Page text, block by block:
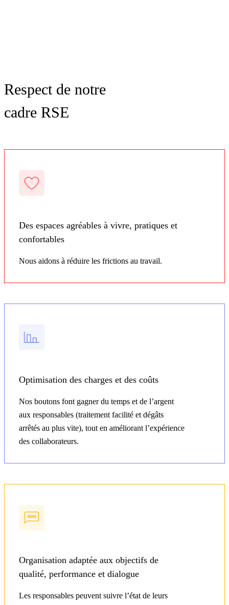
Respect de notre
cadre RSE
Des espaces agréables à vivre, pratiques et
confortables
Nous aidons à réduire les frictions au travail.
Optimisation des charges et des coûts
Nos boutons font gagner du temps et de l’argent
aux responsables (traitement facilité et dégâts
arrêtés au plus vite), tout en améliorant l’expérience
des collaborateurs.
Organisation adaptée aux objectifs de
qualité, performance et dialogue
Les responsables peuvent suivre l’état de leurs